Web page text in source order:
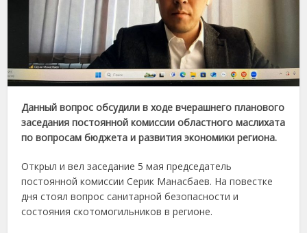
Данныйвопрособсудиливходевчерашнегопланового
заседанияпостояннойкомиссииобластногомаслихата
повопросамбюджетаиразвитияэкономикирегиона.
Открыливелзаседание 5маяпредседатель
постояннойкомиссииСерик Манасбаев. Наповестке
днястоялвопроссанитарнойбезопасностии
состоянияскотомогильниковврегионе.